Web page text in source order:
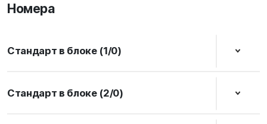
Номера
Стандарт в блоке (1/0)
Стандарт в блоке (2/0)